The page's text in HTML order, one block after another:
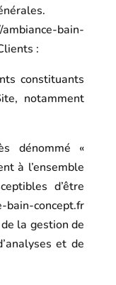
bain-
:
constituants
notamment
dénommé «
à l’ensemble
d’être
bain-concept.fr
la gestion de
et de